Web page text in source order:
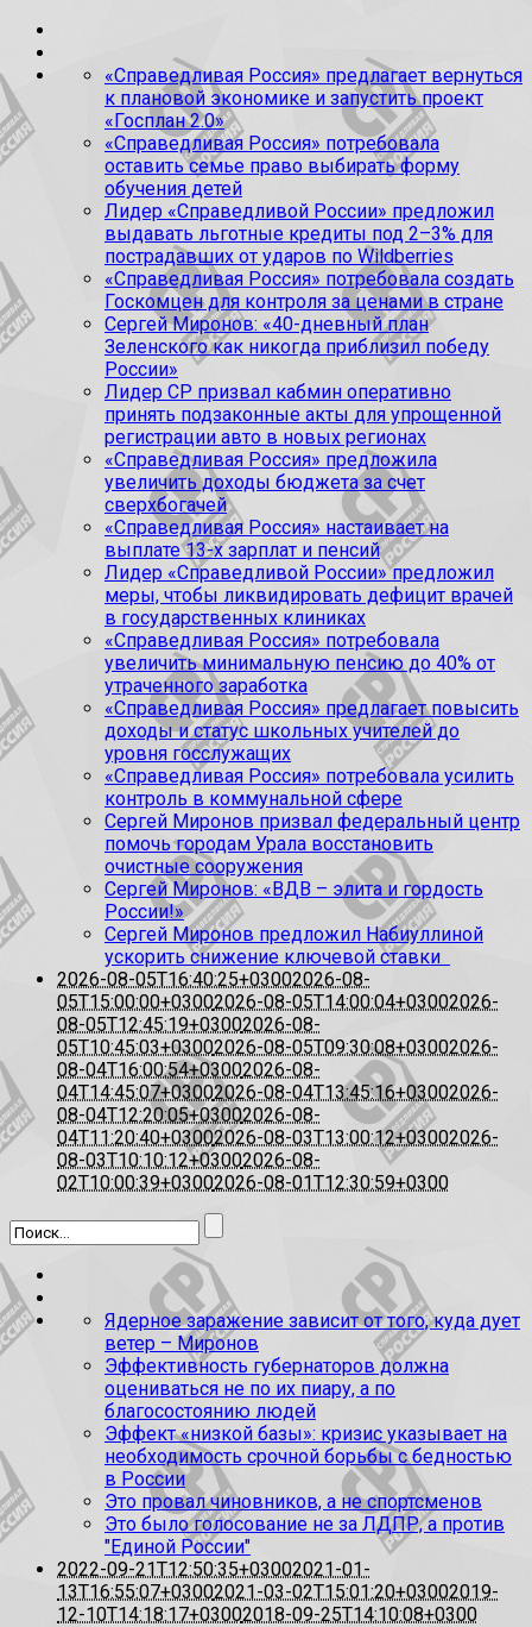
«Справедливая Россия» предлагает вернуться
к плановой экономике и запустить проект
«Госплан 2.0»
«Справедливая Россия» потребовала
оставить семье право выбирать форму
обучения детей
Лидер «Справедливой России» предложил
выдавать льготные кредиты под 2–3% для
пострадавших от ударов по Wildberries
«Справедливая Россия» потребовала создать
Госкомцен для контроля за ценами в стране
Сергей Миронов: «40-дневный план
Зеленского как никогда приблизил победу
России»
Лидер СР призвал кабмин оперативно
принять подзаконные акты для упрощенной
регистрации авто в новых регионах
«Справедливая Россия» предложила
увеличить доходы бюджета за счет
сверхбогачей
«Справедливая Россия» настаивает на
выплате 13-х зарплат и пенсий
Лидер «Справедливой России» предложил
меры, чтобы ликвидировать дефицит врачей
в государственных клиниках
«Справедливая Россия» потребовала
увеличить минимальную пенсию до 40% от
утраченного заработка
«Справедливая Россия» предлагает повысить
доходы и статус школьных учителей до
уровня госслужащих
«Справедливая Россия» потребовала усилить
контроль в коммунальной сфере
Сергей Миронов призвал федеральный центр
помочь городам Урала восстановить
очистные сооружения
Сергей Миронов: «ВДВ – элита и гордость
России!»
Сергей Миронов предложил Набиуллиной
ускорить снижение ключевой ставки
2026-08-05T16:40:25+03002026-08-
05T15:00:00+03002026-08-05T14:00:04+03002026-
08-05T12:45:19+03002026-08-
05T10:45:03+03002026-08-05T09:30:08+03002026-
08-04T16:00:54+03002026-08-
04T14:45:07+03002026-08-04T13:45:16+03002026-
08-04T12:20:05+03002026-08-
04T11:20:40+03002026-08-03T13:00:12+03002026-
08-03T10:10:12+03002026-08-
02T10:00:39+03002026-08-01T12:30:59+0300
Ядерное заражение зависит от того, куда дует
ветер – Миронов
Эффективность губернаторов должна
оцениваться не по их пиару, а по
благосостоянию людей
Эффект «низкой базы»: кризис указывает на
необходимость срочной борьбы с бедностью
в России
Это провал чиновников, а не спортсменов
Это было голосование не за ЛДПР, а против
"Единой России"
2022-09-21T12:50:35+03002021-01-
13T16:55:07+03002021-03-02T15:01:20+03002019-
12-10T14:18:17+03002018-09-25T14:10:08+0300